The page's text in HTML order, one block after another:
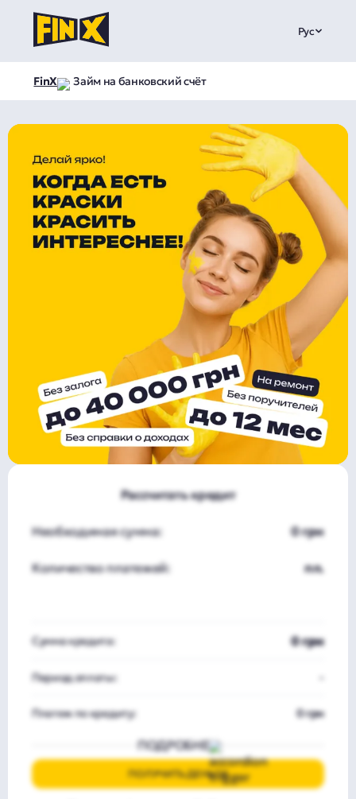
Рус
FinX Займ на банковский счёт
Рассчитать кредит
Необходимая сумма: 0 грн
Количество платежей: пл.
Сумма кредита: 0 грн
Период оплаты:
Платеж по кредиту: 0 грн
ПОДРОБНЕЕ
ПОЛУЧИТЬ ДЕНЬГИ